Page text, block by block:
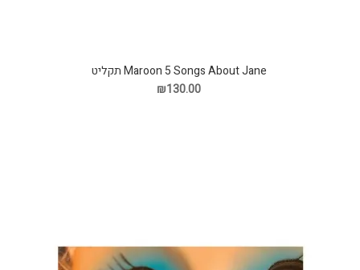
Maroon 5 Songs About Jane תקליט
₪130.00